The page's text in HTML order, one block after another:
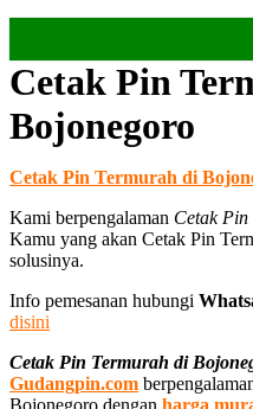
Cetak Pin
Bojonegoro
Cetak Pin Termurah di
Kami berpengalaman Cetak
Kamu yang akan Cetak Pin
solusinya.
Info pemesanan hubungi
disini
Cetak Pin Termurah di
Gudangpin.com
Bojonegoro dengan harga